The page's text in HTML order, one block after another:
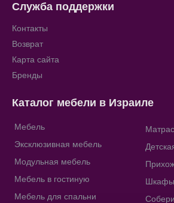
Служба поддержки
Контакты
Возврат
Карта сайта
Бренды
Каталог мебели в Израиле
Мебель
Эксклюзивная мебель
Модульная мебель
Мебель в гостиную
Мебель для спальни
Шкафы